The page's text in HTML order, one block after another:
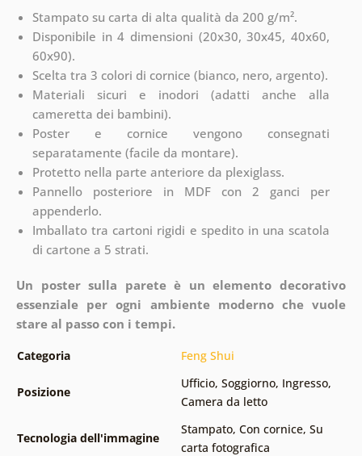
Stampato su carta di alta qualità da 200 g/m².
Disponibile in 4 dimensioni (20x30, 30x45, 40x60,
60x90).
Scelta tra 3 colori di cornice (bianco, nero, argento).
Materiali sicuri e inodori (adatti anche alla
cameretta dei bambini).
Poster e cornice vengono consegnati
separatamente (facile da montare).
Protetto nella parte anteriore da plexiglass.
Pannello posteriore in MDF con 2 ganci per
appenderlo.
Imballato tra cartoni rigidi e spedito in una scatola
di cartone a 5 strati.
Un poster sulla parete è un elemento decorativo
essenziale per ogni ambiente moderno che vuole
stare al passo con i tempi.
Categoria Feng Shui
Posizione
Ufficio, Soggiorno, Ingresso,
Camera da letto
Tecnologia dell'immagine
Stampato, Con cornice, Su
carta fotografica